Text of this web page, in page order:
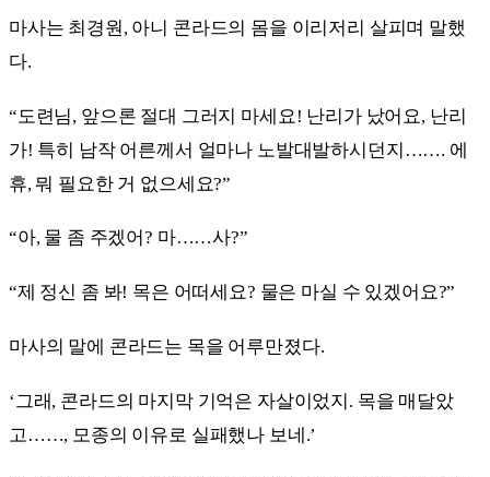
마사는 최경원, 아니 콘라드의 몸을 이리저리 살피며 말했
다.
“도련님, 앞으론 절대 그러지 마세요! 난리가 났어요, 난리
가! 특히 남작 어른께서 얼마나 노발대발하시던지……. 에
휴, 뭐 필요한 거 없으세요?”
“아, 물 좀 주겠어? 마……사?”
“제 정신 좀 봐! 목은 어떠세요? 물은 마실 수 있겠어요?”
마사의 말에 콘라드는 목을 어루만졌다.
‘그래, 콘라드의 마지막 기억은 자살이었지. 목을 매달았
고……, 모종의 이유로 실패했나 보네.’